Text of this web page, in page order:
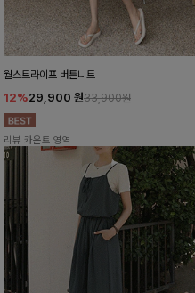
월스트라이프 버튼니트
12%29,900 원33,900원
리뷰 카운트 영역